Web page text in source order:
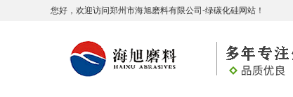
您好，欢迎访问郑州市海旭磨料有限公司-绿碳化硅网站！